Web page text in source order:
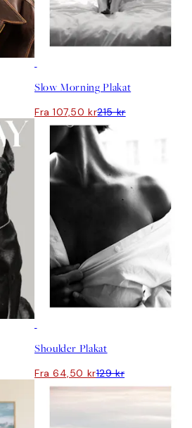
Slow Morning Plakat
Fra 107,50 kr215 kr
Shoulder Plakat
Fra 64,50 kr129 kr